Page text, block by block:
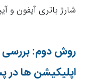
شارژ باتری آیفون
روش دوم: بررسی
اپلیکیشن ها در